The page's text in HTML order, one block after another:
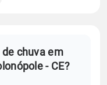
chuva em
- CE?